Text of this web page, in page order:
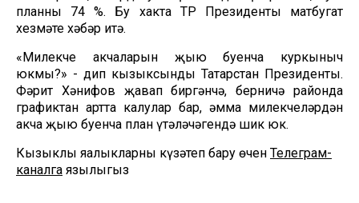
планның 74 %. Бу хакта ТР Президенты матбугат
хезмәте хәбәр итә.
«Милекче акчаларын җыю буенча куркыныч
юкмы?» - дип кызыксынды Татарстан Президенты.
Фәрит Хәнифов җавап биргәнчә, берничә районда
графиктан артта калулар бар, әмма милекчеләрдән
акча җыю буенча план үтәләчәгендә шик юк.
Кызыклы яңалыкларны күзәтеп бару өчен Телеграм-
каналга язылыгыз